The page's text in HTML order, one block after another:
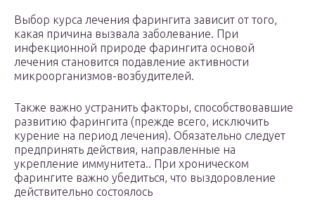
Выбор курса лечения фарингита зависит от того,
какая причина вызвала заболевание. При
инфекционной природе фарингита основой
лечения становится подавление активности
микроорганизмов-возбудителей.
Также важно устранить факторы, способствовавшие
развитию фарингита (прежде всего, исключить
курение на период лечения). Обязательно следует
предпринять действия, направленные на
укрепление иммунитета.. При хроническом
фарингите важно убедиться, что выздоровление
действительно состоялось